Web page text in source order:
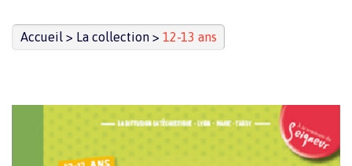
Accueil> La collection> 12-13 ans